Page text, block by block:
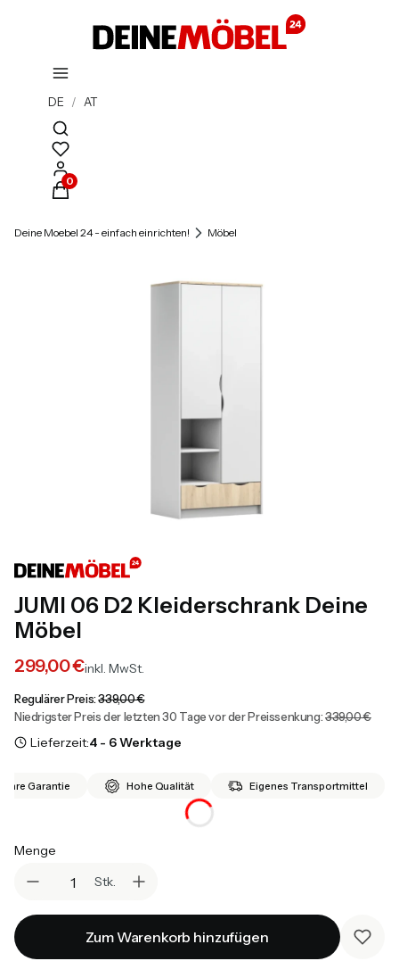
DE / AT
Suchmaschine öffnen
Produkte im Warenkorb: 0. Details anzeigen
Deine Moebel 24 - einfach einrichten! Möbel
JUMI 06 D2 Kleiderschrank Deine
Möbel
299,00 €inkl. MwSt.
Regulärer Preis: 339,00 €
Niedrigster Preis der letzten 30 Tage vor der Preissenkung: 339,00 €
Lieferzeit:4 - 6 Werktage
Garantie Hohe Qualität Eigenes Transportmittel
Menge
Stk.
Zum Warenkorb hinzufügen